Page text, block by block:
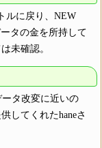
ルに戻り、NEW
タの金を所持して
未確認。
タ改変に近いの
してくれたhaneさ